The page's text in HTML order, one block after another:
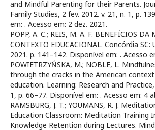
and Mindful Parenting for their Parents.
Family Studies, 2 fev. 2012. v. 21, n. 1, p.
em: . Acesso em: 2 dez. 2021.
POPP, A. C.; REIS, M. A. F. BENEFÍCIOS DA
CONTEXTO EDUCACIONAL. Concórdia SC:
2021. p. 141–142. Disponível em: . Acesso
POWIETRZYŃSKA, M.; NOBLE, L.
through the cracks in the American
education. Learning: Research and
1, p. 66–77. Disponível em: . Acesso em: 4
RAMSBURG, J. T.; YOUMANS, R. J.
Education Classroom: Meditation Training
Knowledge Retention during Lectures.